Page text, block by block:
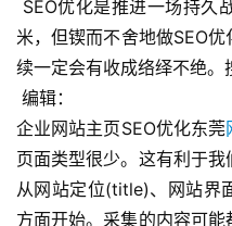
米，但锲而不舍地做SEO
续一定会有收成络绎不绝。
编辑：
企业网站主页SEO优化东莞
页面类型很少。这有利于
从网站定位(title)、网站界
方面开始。采集的内容可